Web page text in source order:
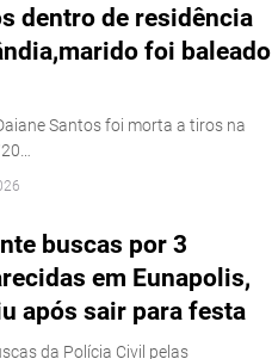
dentro de residência
foi baleado
Santos foi morta a tiros na
buscas por 3
em Eunapolis,
após sair para festa
da Polícia Civil pelas